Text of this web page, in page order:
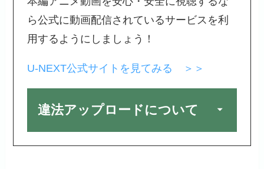
ら公式に動画配信されているサービスを利
用するようにしましょう！
U-NEXT公式サイトを見てみる ＞＞
違法アップロードについて